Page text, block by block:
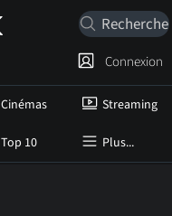
Cinémas Streaming
Top 10 Plus...
Connexion